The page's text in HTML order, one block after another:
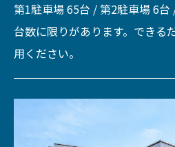
第1駐車場 65台 / 第2駐車場 6
台数に限りがあります。できる
用ください。